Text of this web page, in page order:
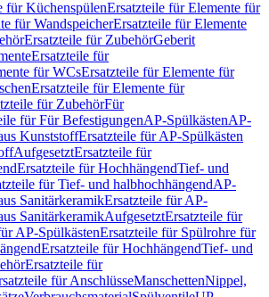
für KüchenspülenErsatzteile für Elemente für
für WandspeicherErsatzteile für Elemente
Ersatzteile für ZubehörGeberit
Ersatzteile für
für WCsErsatzteile für Elemente für
Ersatzteile für Elemente für
für ZubehörFür
für Für BefestigungenAP-SpülkästenAP-
KunststoffErsatzteile für AP-Spülkästen
AufgesetztErsatzteile für
Ersatzteile für HochhängendTief- und
für Tief- und halbhochhängendAP-
SanitärkeramikErsatzteile für AP-
SanitärkeramikAufgesetztErsatzteile für
AP-SpülkästenErsatzteile für Spülrohre für
Ersatzteile für HochhängendTief- und
Ersatzteile für
für AnschlüsseManschettenNippel,